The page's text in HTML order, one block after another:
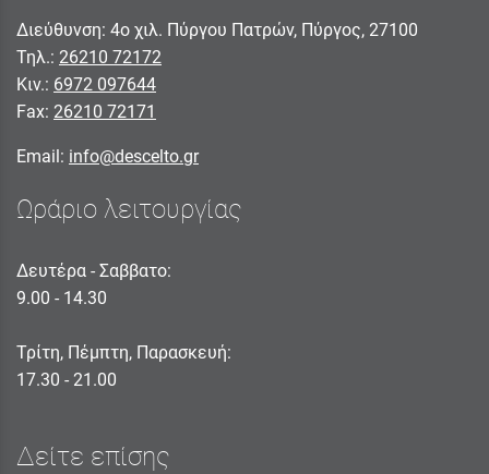
Διεύθυνση: 4ο χιλ. Πύργου Πατρών, Πύργος, 27100
Τηλ.: 26210 72172
Κιν.: 6972 097644
Fax: 26210 72171
Email: info@descelto.gr
Ωράριο λειτουργίας
Δευτέρα - Σαββατο:
9.00 - 14.30
Τρίτη, Πέμπτη, Παρασκευή:
17.30 - 21.00
Δείτε επίσης